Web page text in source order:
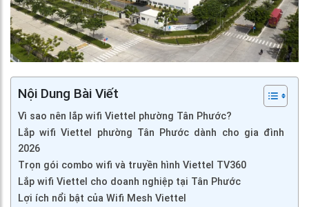
Nội Dung Bài Viết
Vì sao nên lắp wifi Viettel phường Tân Phước?
Lắp wifi Viettel phường Tân Phước dành cho gia đình
2026
Trọn gói combo wifi và truyền hình Viettel TV360
Lắp wifi Viettel cho doanh nghiệp tại Tân Phước
Lợi ích nổi bật của Wifi Mesh Viettel